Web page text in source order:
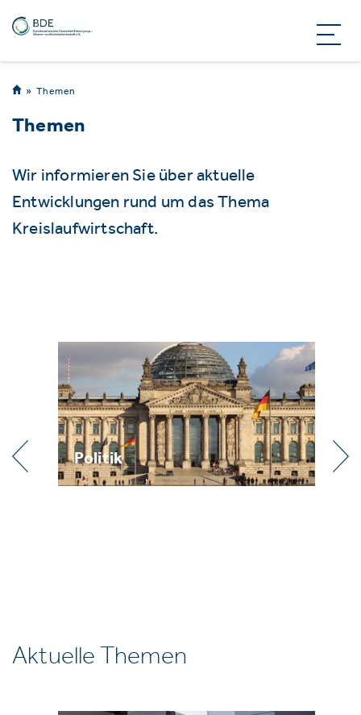
Themen
Themen
Wir informieren Sie über aktuelle
Entwicklungen rund um das Thema
Kreislaufwirtschaft.
Praxis
Aktuelle Themen